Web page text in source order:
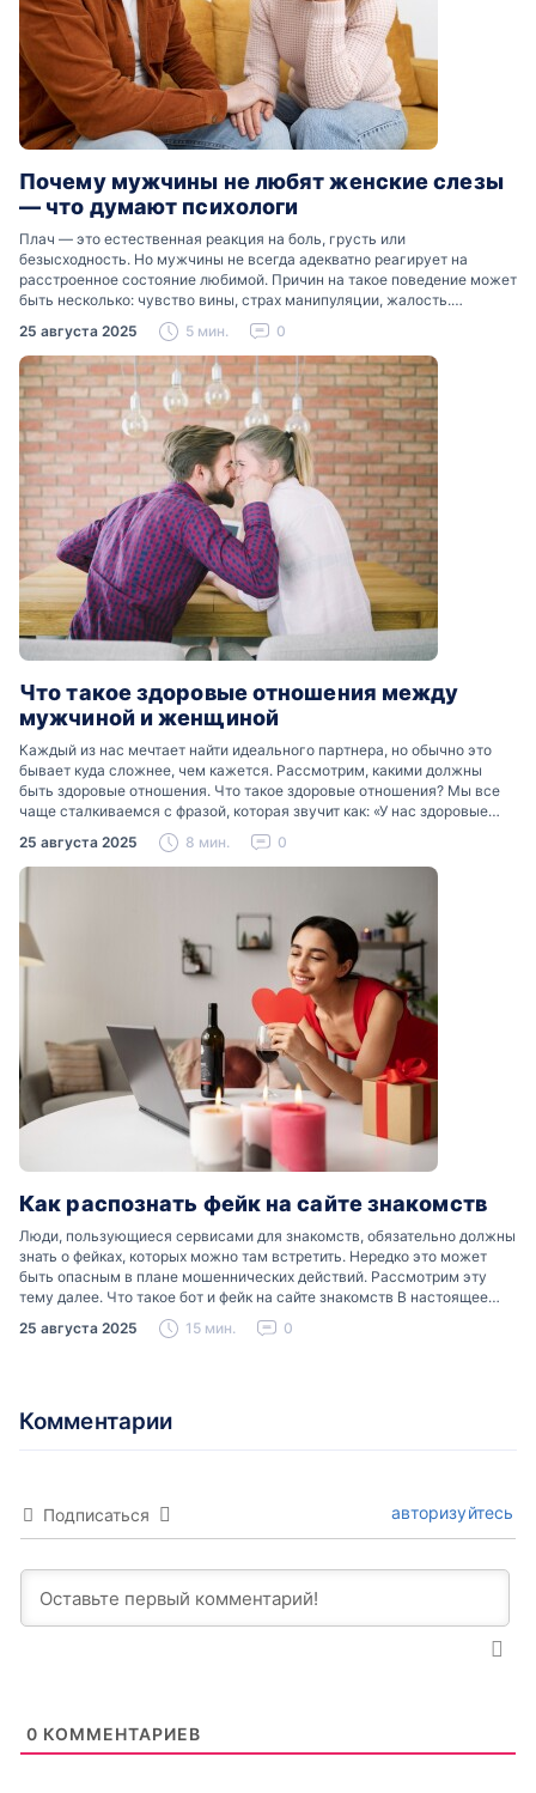
Почему мужчины не любят женские слезы
— что думают психологи
Плач — это естественная реакция на боль, грусть или
безысходность. Но мужчины не всегда адекватно реагирует на
расстроенное состояние любимой. Причин на такое поведение может
быть несколько: чувство вины, страх манипуляции, жалость.
Разобраться, почему мужчины боятся женских слез, помогут советы
психологов…
25 августа 2025 5 мин. 0
Что такое здоровые отношения между
мужчиной и женщиной
Каждый из нас мечтает найти идеального партнера, но обычно это
бывает куда сложнее, чем кажется. Рассмотрим, какими должны
быть здоровые отношения. Что такое здоровые отношения? Мы все
чаще сталкиваемся с фразой, которая звучит как: «У нас здоровые
отношения». Что именно подразумевается…
25 августа 2025 8 мин. 0
Как распознать фейк на сайте знакомств
Люди, пользующиеся сервисами для знакомств, обязательно должны
знать о фейках, которых можно там встретить. Нередко это может
быть опасным в плане мошеннических действий. Рассмотрим эту
тему далее. Что такое бот и фейк на сайте знакомств В настоящее
время можно встретить свою…
25 августа 2025 15 мин. 0
Комментарии
Подписаться авторизуйтесь
0 КОММЕНТАРИЕВ